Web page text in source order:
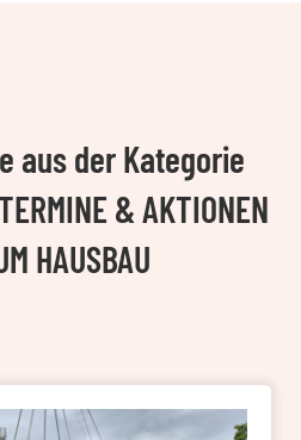
aus der Kategorie
& AKTIONEN
HAUSBAU